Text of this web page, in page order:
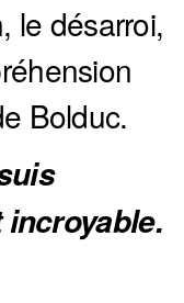
le désarroi,
Bolduc.